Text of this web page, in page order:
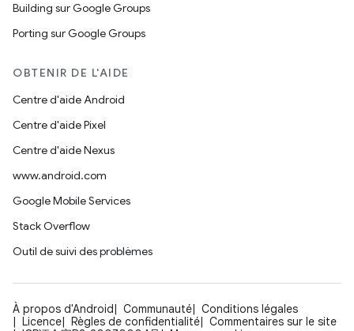
Building sur Google Groups
Porting sur Google Groups
OBTENIR DE L'AIDE
Centre d'aide Android
Centre d'aide Pixel
Centre d'aide Nexus
www.android.com
Google Mobile Services
Stack Overflow
Outil de suivi des problèmes
À propos d'Android Communauté
Conditions légales
Licence
Règles de confidentialité
Commentaires sur le site